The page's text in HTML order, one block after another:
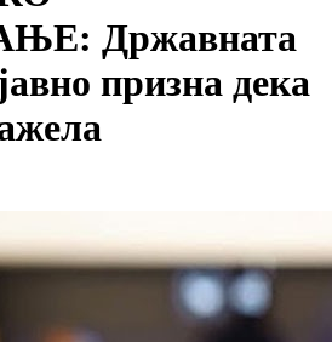
Државната
призна дека